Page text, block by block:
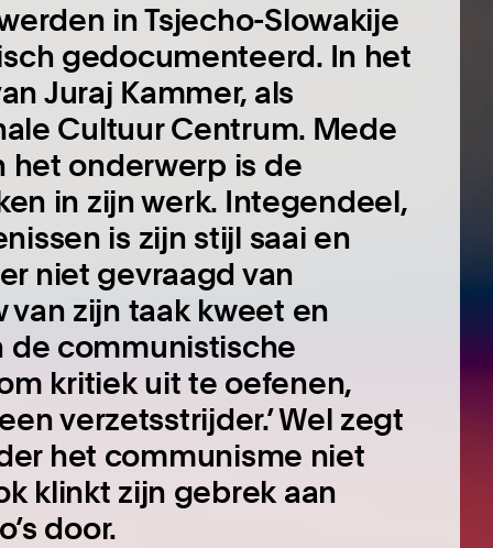
in Tsjecho-Slowakije
gedocumenteerd. In het
Juraj Kammer, als
Cultuur Centrum. Mede
het onderwerp is de
in zijn werk. Integendeel,
is zijn stijl saai en
niet gevraagd van
zijn taak kweet en
de communistische
kritiek uit te oefenen,
verzetsstrijder.’ Wel zegt
het communisme niet
klinkt zijn gebrek aan
door.